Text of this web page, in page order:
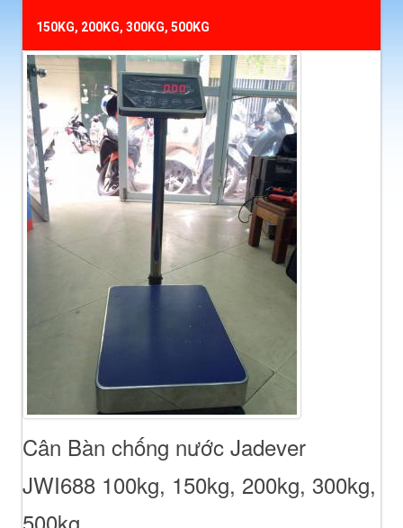
150KG, 200KG, 300KG, 500KG
Cân Bàn chống nước Jadever
JWI688 100kg, 150kg, 200kg, 300kg,